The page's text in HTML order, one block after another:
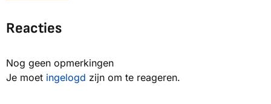
Reacties
Nog geen opmerkingen
Je moet ingelogd zijn om te reageren.